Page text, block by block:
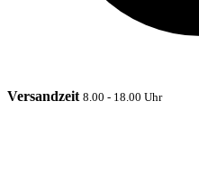
Versandzeit 8.00 - 18.00 Uhr